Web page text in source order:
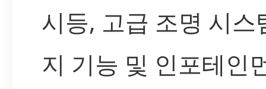
시등, 고급 조명 시스
지 기능 및 인포테인